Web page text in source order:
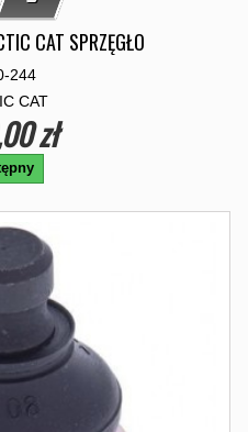
CAT SPRZĘGŁO
244
CAT
zł